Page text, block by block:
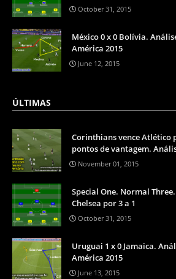
October 31, 2015
México 0 x 0 Bolívia.
América 2015
June 12, 2015
ÚLTIMAS
Corinthians vence Atlético
pontos de vantagem.
November 01, 2015
Special One. Normal
Chelsea por 3 a 1
October 31, 2015
Uruguai 1 x 0 Jamaica.
América 2015
June 13, 2015